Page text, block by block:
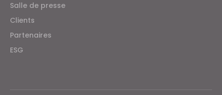
Salle de presse
Clients
Partenaires
ESG